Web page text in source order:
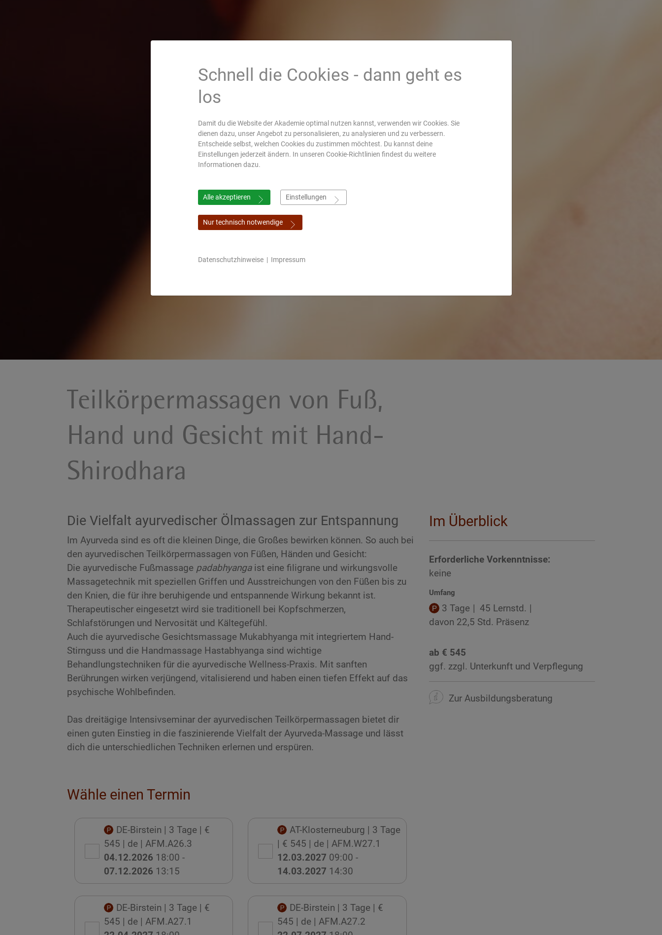
Teilkörpermassagen von Fuß,
Hand und Gesicht mit Hand-
Shirodhara
Die Vielfalt ayurvedischer Ölmassagen zur Entspannung
Im Ayurveda sind es oft die kleinen Dinge, die Großes bewirken können. So auch bei
den ayurvedischen Teilkörpermassagen von Füßen, Händen und Gesicht:
Die ayurvedische Fußmassage padabhyangaist eine filigrane und wirkungsvolle
Massagetechnik mit speziellen Griffen und Ausstreichungen von den Füßen bis zu
den Knien, die für ihre beruhigende und entspannende Wirkung bekannt ist.
Therapeutischer eingesetzt wird sie traditionell bei Kopfschmerzen,
Schlafstörungen und Nervosität und Kältegefühl.
Auch die ayurvedische Gesichtsmassage Mukabhyanga mit integriertem Hand-
Stirnguss und die Handmassage Hastabhyanga sind wichtige
Behandlungstechniken für die ayurvedische Wellness-Praxis. Mit sanften
Berührungen wirken verjüngend, vitalisierend und haben einen tiefen Effekt auf das
psychische Wohlbefinden.
Das dreitägige Intensivseminar der ayurvedischen Teilkörpermassagen bietet dir
einen guten Einstieg in die faszinierende Vielfalt der Ayurveda-Massage und lässt
dich die unterschiedlichen Techniken erlernen und erspüren.
Wähle einen Termin
DE-Birstein | 3 Tage | €
545 | de | AFM.A26.3
04.12.2026 18:00 -
07.12.2026 13:15
AT-Klosterneuburg | 3 Tage
| € 545 | de | AFM.W27.1
12.03.2027 09:00 -
14.03.2027 14:30
DE-Birstein | 3 Tage | €
545 | de | AFM.A27.1
DE-Birstein | 3 Tage | €
545 | de | AFM.A27.2
Im Überblick
Erforderliche Vorkenntnisse:
keine
Umfang
3 Tage
45 Lernstd.
davon 22,5 Std. Präsenz
ab € 545
ggf. zzgl. Unterkunft und Verpflegung
Zur Ausbildungsberatung
Schnell die Cookies - dann geht es
los
Damit du die Website der Akademie optimal nutzen kannst, verwenden wir Cookies. Sie
dienen dazu, unser Angebot zu personalisieren, zu analysieren und zu verbessern.
Entscheide selbst, welchen Cookies du zustimmen möchtest. Du kannst deine
Einstellungen jederzeit ändern. In unseren Cookie-Richtlinien findest du weitere
Informationen dazu.
Alle akzeptieren Einstellungen
Nur technisch notwendige
Datenschutzhinweise| Impressum